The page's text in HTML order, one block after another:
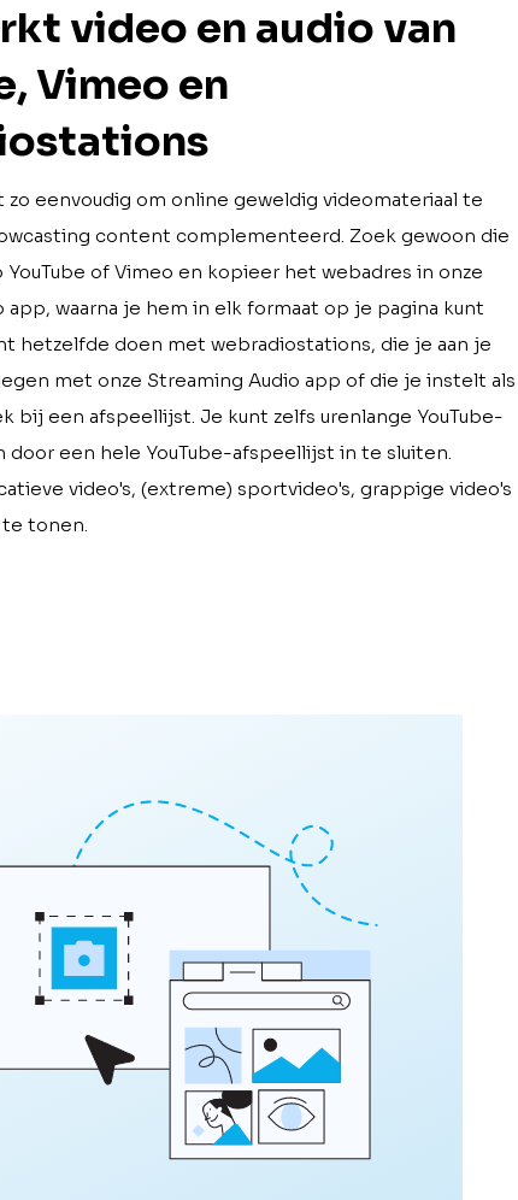
video en audio van
Vimeo en
zo eenvoudig om online geweldig videomateriaal te
content complementeerd. Zoek gewoon die
of Vimeo en kopieer het webadres in onze
app, waarna je hem in elk formaat op je pagina kunt
hetzelfde doen met webradiostations, die je aan je
met onze Streaming Audio app of die je instelt als
bij een afspeellijst. Je kunt zelfs urenlange YouTube-
door een hele YouTube-afspeellijst in te sluiten.
video's, (extreme) sportvideo's, grappige video's
tonen.